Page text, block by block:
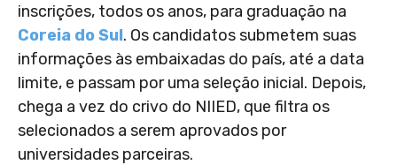
inscrições, todos os anos, para graduação na
Coreia do Sul. Os candidatos submetem suas
informações às embaixadas do país, até a data
limite, e passam por uma seleção inicial. Depois,
chega a vez do crivo do NIIED, que filtra os
selecionados a serem aprovados por
universidades parceiras.